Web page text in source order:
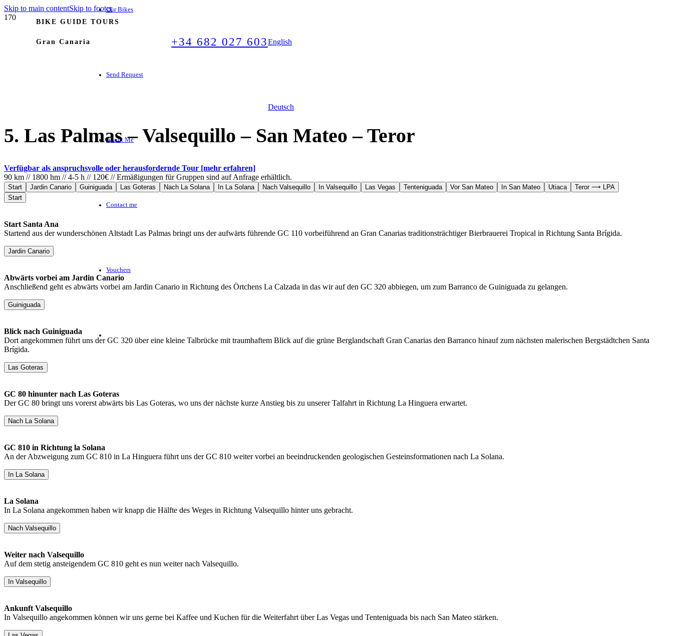
Skip to main contentSkip to footer
BIKE GUIDE TOURS
Gran Canaria
Our Bikes
Send Request
About Me
Contact me
Vouchers
+34 682 027 603‬English
Deutsch
5. Las Palmas – Valsequillo – San Mateo – Teror
Verfügbar als anspruchsvolle oder herausfordernde Tour [mehr erfahren]
90 km // 1800 hm // 4-5 h // 120€ // Ermäßigungen für Gruppen sind auf Anfrage erhältlich.
Start Jardin Canario Guiniguada Las Goteras Nach La Solana In La Solana Nach Valsequillo In Valsequillo Las Vegas Tenteniguada Vor San Mateo In San Mateo Utiaca
Teror ⟶ LPA
Start
Start Santa Ana
Startend aus der wunderschönen Altstadt Las Palmas bringt uns der aufwärts führende GC 110 vorbeiführend an Gran Canarias traditionsträchtiger Bierbrauerei Tropical in Richtung Santa Brígida.
Jardin Canario
Abwärts vorbei am Jardin Canario
Anschließend geht es abwärts vorbei am Jardin Canario in Richtung des Örtchens La Calzada in das wir auf den GC 320 abbiegen, um zum Barranco de Guiniguada zu gelangen.
Guiniguada
Blick nach Guiniguada
Dort angekommen führt uns der GC 320 über eine kleine Talbrücke mit traumhaftem Blick auf die grüne Berglandschaft Gran Canarias den Barranco hinauf zum nächsten malerischen Bergstädtchen Santa
Brígida.
Las Goteras
GC 80 hinunter nach Las Goteras
Der GC 80 bringt uns vorerst abwärts bis Las Goteras, wo uns der nächste kurze Anstieg bis zu unserer Talfahrt in Richtung La Hinguera erwartet.
Nach La Solana
GC 810 in Richtung la Solana
An der Abzweigung zum GC 810 in La Hinguera führt uns der GC 810 weiter vorbei an beeindruckenden geologischen Gesteinsformationen nach La Solana.
In La Solana
La Solana
In La Solana angekommen haben wir knapp die Hälfte des Weges in Richtung Valsequillo hinter uns gebracht.
Nach Valsequillo
Weiter nach Valsequillo
Auf dem stetig ansteigendem GC 810 geht es nun weiter nach Valsequillo.
In Valsequillo
Ankunft Valsequillo
In Valsequillo angekommen können wir uns gerne bei Kaffee und Kuchen für die Weiterfahrt über Las Vegas und Tenteniguada bis nach San Mateo stärken.